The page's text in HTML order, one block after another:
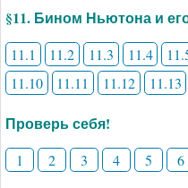
§11. Бином Ньютона и
11.1 11.2 11.3 11.4
11.10
11.11 11.12 11.13
Проверь себя!
1 2 3 4 5 6